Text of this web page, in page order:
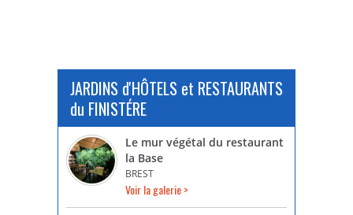
JARDINS d'HÔTELS et RESTAURANTS
du FINISTÉRE
Le mur végétal du restaurant
la Base
BREST
Voir la galerie >